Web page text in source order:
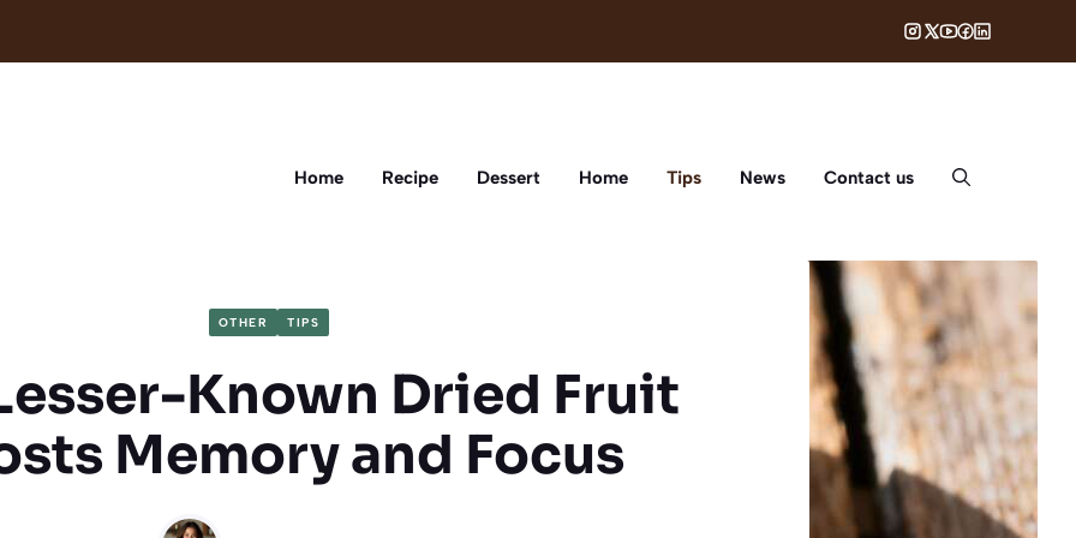
Home Recipe Dessert Home Tips News Contact us
OTHER TIPS
Known Dried Fruit
Memory and Focus